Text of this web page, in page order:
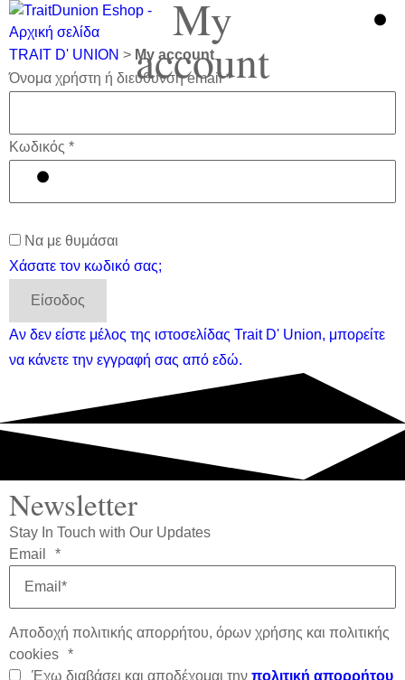
My
account
TRAIT D' UNION > My account
Όνομα χρήστη ή διεύθυνση email*
Κωδικός *
Να με θυμάσαι
Χάσατε τον κωδικό σας;
Είσοδος
Αν δεν είστε μέλος της ιστοσελίδας Trait D' Union, μπορείτε
να κάνετε την εγγραφή σας από εδώ.
Newsletter
Stay In Touch with Our Updates
Email
*
Αποδοχή πολιτικής απορρήτου, όρων χρήσης και πολιτικής
cookies *
Έχω διαβάσει και αποδέχομαι την πολιτική απορρήτου